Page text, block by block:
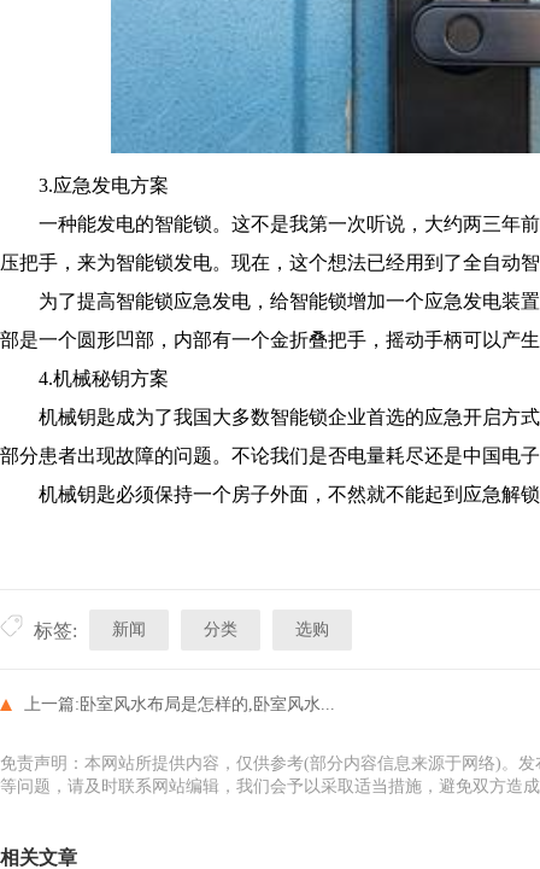
3.应急发电方案
一种能发电的智能锁。这不是我第一次听说，大约两三年
压把手，来为智能锁发电。现在，这个想法已经用到了全自动
为了提高智能锁应急发电，给智能锁增加一个应急发电装
部是一个圆形凹部，内部有一个金折叠把手，摇动手柄可以产
4.机械秘钥方案
机械钥匙成为了我国大多数智能锁企业首选的应急开启方
部分患者出现故障的问题。不论我们是否电量耗尽还是中国电
机械钥匙必须保持一个房子外面，不然就不能起到应急解
标签: 新闻 分类 选购
上一篇: 卧室风水布局是怎样的,卧室风水...
免责声明：本网站所提供内容，仅供参考(部分内容信息来源于网络)。
等问题，请及时联系网站编辑，我们会予以采取适当措施，避免双方造
相关文章